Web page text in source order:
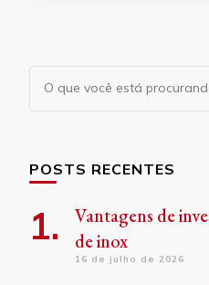
Procurando
algo?
POSTS RECENTES
Vantagens de
de inox
16 de julho de 2026